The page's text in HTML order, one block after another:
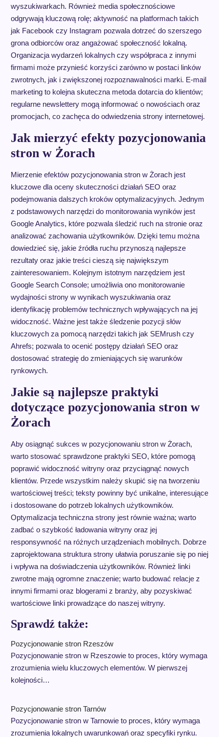
wyszukiwarkach. Również media społecznościowe
odgrywają kluczową rolę; aktywność na platformach takich
jak Facebook czy Instagram pozwala dotrzeć do szerszego
grona odbiorców oraz angażować społeczność lokalną.
Organizacja wydarzeń lokalnych czy współpraca z innymi
firmami może przynieść korzyści zarówno w postaci linków
zwrotnych, jak i zwiększonej rozpoznawalności marki. E-mail
marketing to kolejna skuteczna metoda dotarcia do klientów;
regularne newslettery mogą informować o nowościach oraz
promocjach, co zachęca do odwiedzenia strony internetowej.
Jak mierzyć efekty pozycjonowania
stron w Żorach
Mierzenie efektów pozycjonowania stron w Żorach jest
kluczowe dla oceny skuteczności działań SEO oraz
podejmowania dalszych kroków optymalizacyjnych. Jednym
z podstawowych narzędzi do monitorowania wyników jest
Google Analytics, które pozwala śledzić ruch na stronie oraz
analizować zachowania użytkowników. Dzięki temu można
dowiedzieć się, jakie źródła ruchu przynoszą najlepsze
rezultaty oraz jakie treści cieszą się największym
zainteresowaniem. Kolejnym istotnym narzędziem jest
Google Search Console; umożliwia ono monitorowanie
wydajności strony w wynikach wyszukiwania oraz
identyfikację problemów technicznych wpływających na jej
widoczność. Ważne jest także śledzenie pozycji słów
kluczowych za pomocą narzędzi takich jak SEMrush czy
Ahrefs; pozwala to ocenić postępy działań SEO oraz
dostosować strategię do zmieniających się warunków
rynkowych.
Jakie są najlepsze praktyki
dotyczące pozycjonowania stron w
Żorach
Aby osiągnąć sukces w pozycjonowaniu stron w Żorach,
warto stosować sprawdzone praktyki SEO, które pomogą
poprawić widoczność witryny oraz przyciągnąć nowych
klientów. Przede wszystkim należy skupić się na tworzeniu
wartościowej treści; teksty powinny być unikalne, interesujące
i dostosowane do potrzeb lokalnych użytkowników.
Optymalizacja techniczna strony jest równie ważna; warto
zadbać o szybkość ładowania witryny oraz jej
responsywność na różnych urządzeniach mobilnych. Dobrze
zaprojektowana struktura strony ułatwia poruszanie się po niej
i wpływa na doświadczenia użytkowników. Również linki
zwrotne mają ogromne znaczenie; warto budować relacje z
innymi firmami oraz blogerami z branży, aby pozyskiwać
wartościowe linki prowadzące do naszej witryny.
Sprawdź także:
Pozycjonowanie stron Rzeszów
Pozycjonowanie stron w Rzeszowie to proces, który wymaga
zrozumienia wielu kluczowych elementów. W pierwszej
kolejności…
Pozycjonowanie stron Tarnów
Pozycjonowanie stron w Tarnowie to proces, który wymaga
zrozumienia lokalnych uwarunkowań oraz specyfiki rynku.